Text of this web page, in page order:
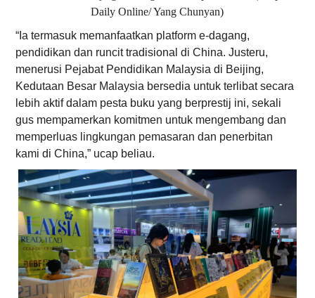
Daily Online/ Yang Chunyan)
“Ia termasuk memanfaatkan platform e-dagang,
pendidikan dan runcit tradisional di China. Justeru,
menerusi Pejabat Pendidikan Malaysia di Beijing,
Kedutaan Besar Malaysia bersedia untuk terlibat secara
lebih aktif dalam pesta buku yang berprestij ini, sekali
gus mempamerkan komitmen untuk mengembang dan
memperluas lingkungan pemasaran dan penerbitan
kami di China,” ucap beliau.